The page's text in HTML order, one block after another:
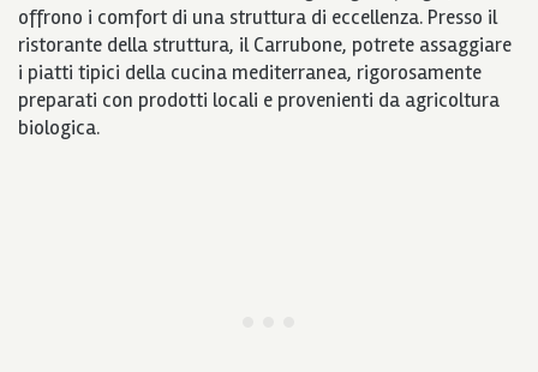
offrono i comfort di una struttura di eccellenza. Presso il
ristorante della struttura, il Carrubone, potrete assaggiare
i piatti tipici della cucina mediterranea, rigorosamente
preparati con prodotti locali e provenienti da agricoltura
biologica.